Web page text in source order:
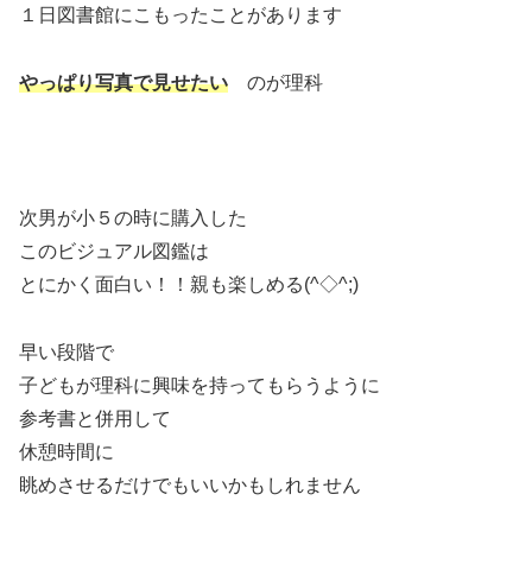
１日図書館にこもったことがあります
やっぱり写真で見せたい のが理科
次男が小５の時に購入した
このビジュアル図鑑は
とにかく面白い！！親も楽しめる(^◇^;)
早い段階で
子どもが理科に興味を持ってもらうように
参考書と併用して
休憩時間に
眺めさせるだけでもいいかもしれません